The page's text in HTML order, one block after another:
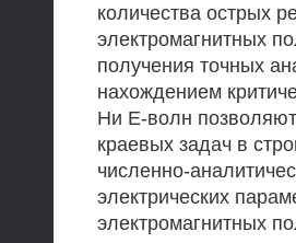
количества острых
электромагнитных
получения точных
нахождением
Ни Е-волн
краевых задач в
численно-
электрических
электромагнитных